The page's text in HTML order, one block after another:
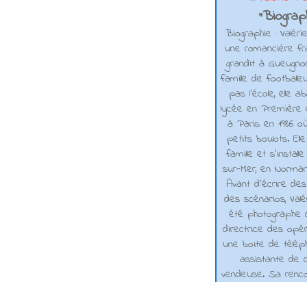
*
Biographie :
une romancière
grandit à
famille de
pas l'école, elle
lycée en
à Paris en 1986
petits boulots.
famille et
sur-Mer, en
Avant d’écrire
des scénarios,
été photographe
directrice des
une boite de
assistante de
vendeuse. Sa